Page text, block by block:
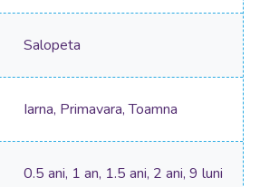
Salopeta
Iarna, Primavara, Toamna
0.5 ani, 1 an, 1.5 ani, 2 ani, 9 luni